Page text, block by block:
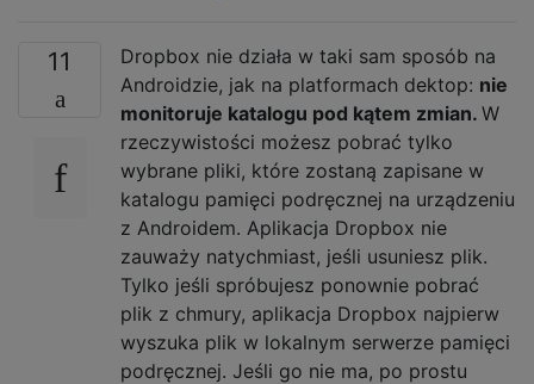
11
Dropbox nie działa w taki sam sposób na
Androidzie, jak na platformach dektop: nie
monitoruje katalogu pod kątem zmian. W
rzeczywistości możesz pobrać tylko
wybrane pliki, które zostaną zapisane w
katalogu pamięci podręcznej na urządzeniu
z Androidem. Aplikacja Dropbox nie
zauważy natychmiast, jeśli usuniesz plik.
Tylko jeśli spróbujesz ponownie pobrać
plik z chmury, aplikacja Dropbox najpierw
wyszuka plik w lokalnym serwerze pamięci
podręcznej. Jeśli go nie ma, po prostu